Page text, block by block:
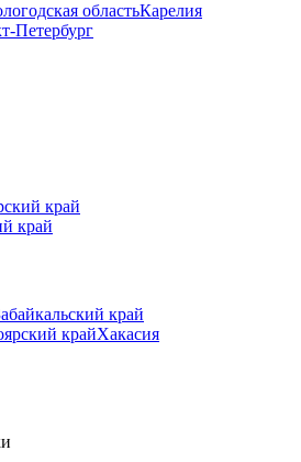
областьКарелия
Петербург
край
край
край
крайХакасия